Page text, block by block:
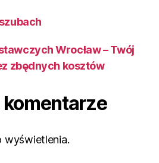
Wrocław – Twój
zbędnych kosztów
wyświetlenia.